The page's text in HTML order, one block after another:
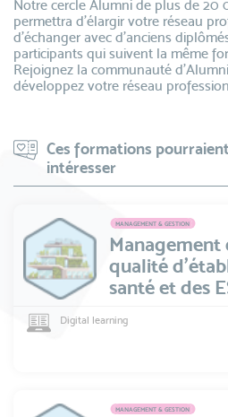
Notre cercle Alumni de plus de 20
permettra d’élargir votre réseau
d’échanger avec d’anciens
participants qui suivent la même
Rejoignez la communauté
développez votre réseau
Ces formations
intéresser
MANAGEMENT & GESTION
Management
qualité
santé et des
Digital learning
MANAGEMENT & GESTION